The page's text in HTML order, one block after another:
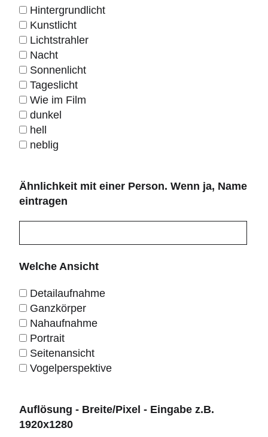
Hintergrundlicht
Kunstlicht
Lichtstrahler
Nacht
Sonnenlicht
Tageslicht
Wie im Film
dunkel
hell
neblig
Ähnlichkeit mit einer Person. Wenn ja, Name
eintragen
Welche Ansicht
Detailaufnahme
Ganzkörper
Nahaufnahme
Portrait
Seitenansicht
Vogelperspektive
Auflösung - Breite/Pixel - Eingabe z.B.
1920x1280